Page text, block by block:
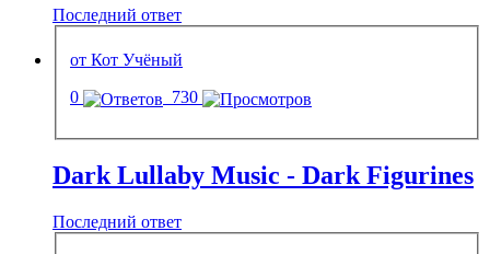
Последний ответ
от Кот Учёный
0
730
Dark Lullaby Music - Dark Figurines
Последний ответ